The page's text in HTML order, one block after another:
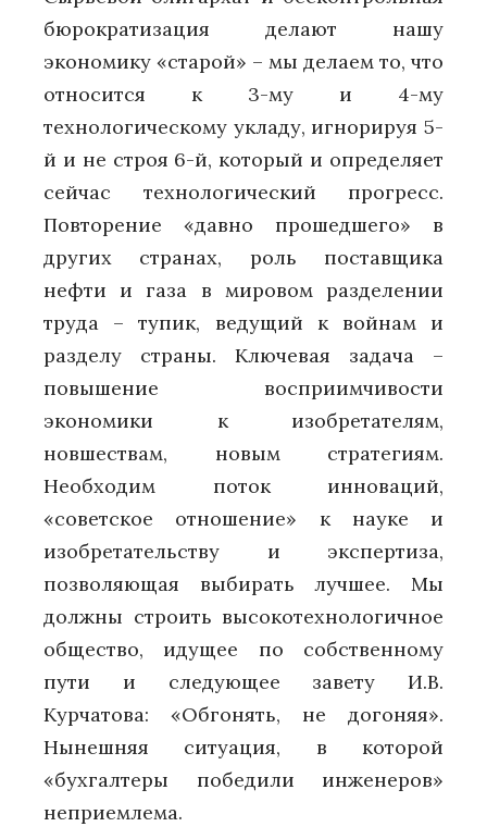
бюрократизация делают нашу
экономику «старой» – мы делаем то, что
относится к 3-му и 4-му
технологическому укладу, игнорируя 5-
й и не строя 6-й, который и определяет
сейчас технологический прогресс.
Повторение «давно прошедшего» в
других странах, роль поставщика
нефти и газа в мировом разделении
труда – тупик, ведущий к войнам и
разделу страны. Ключевая задача –
повышение восприимчивости
экономики к изобретателям,
новшествам, новым стратегиям.
Необходим поток инноваций,
«советское отношение» к науке и
изобретательству и экспертиза,
позволяющая выбирать лучшее. Мы
должны строить высокотехнологичное
общество, идущее по собственному
пути и следующее завету И.В.
Курчатова: «Обгонять, не догоняя».
Нынешняя ситуация, в которой
«бухгалтеры победили инженеров»
неприемлема.